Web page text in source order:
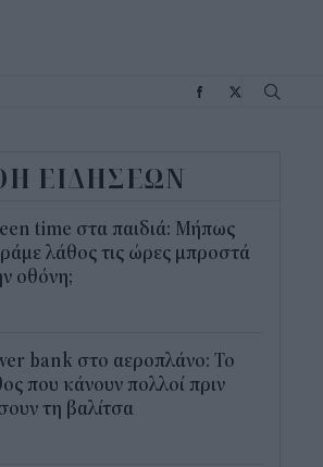
ΕΙΔΗΣΕΩΝ
time στα παιδιά: Μήπως
λάθος τις ώρες μπροστά
οθόνη;
bank στο αεροπλάνο: Το
που κάνουν πολλοί πριν
τη βαλίτσα